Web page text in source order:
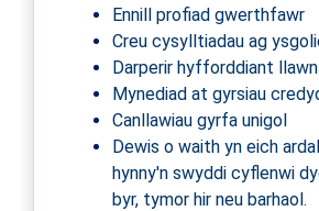
Ennill profiad gwerthfawr
Creu cysylltiadau ag
Darperir hyfforddiant llawn
Mynediad at gyrsiau
Canllawiau gyrfa unigol
Dewis o waith yn eich
hynny'n swyddi cyflenwi
byr, tymor hir neu barhaol.